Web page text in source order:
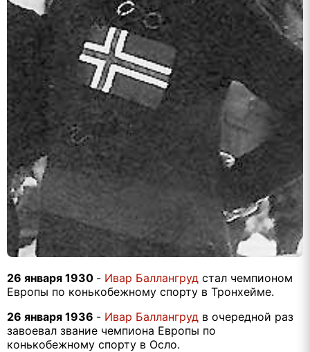
26 января 1930 - Ивар Баллангруд стал чемпионом
Европы по конькобежному спорту в Тронхейме.
26 января 1936 - Ивар Баллангруд в очередной раз
завоевал звание чемпиона Европы по
конькобежному спорту в Осло.